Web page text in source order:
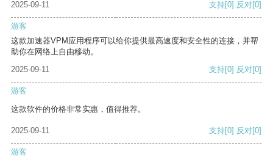
2025-09-11
支持[0] 反对[0]
游客
这款加速器VPM应用程序可以给你提供最高速度和安全性的连接，并帮
助你在网络上自由移动。
2025-09-11
支持[0] 反对[0]
游客
这款软件的价格非常实惠，值得推荐。
2025-09-11 支持[0] 反对[0]
游客